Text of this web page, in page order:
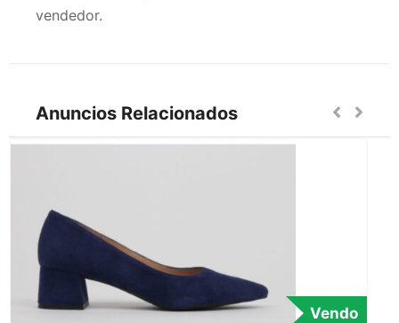
vendedor.
Anuncios Relacionados
Vendo